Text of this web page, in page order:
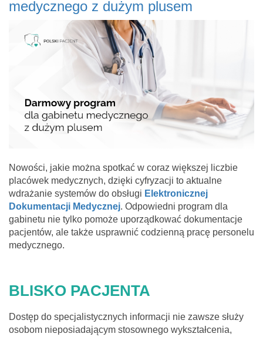
medycznego z dużym plusem
Nowości, jakie można spotkać w coraz większej liczbie
placówek medycznych, dzięki cyfryzacji to aktualne
wdrażanie systemów do obsługi Elektronicznej
Dokumentacji Medycznej. Odpowiedni program dla
gabinetu nie tylko pomoże uporządkować dokumentacje
pacjentów, ale także usprawnić codzienną pracę personelu
medycznego.
BLISKO PACJENTA
Dostęp do specjalistycznych informacji nie zawsze służy
osobom nieposiadającym stosownego wykształcenia,